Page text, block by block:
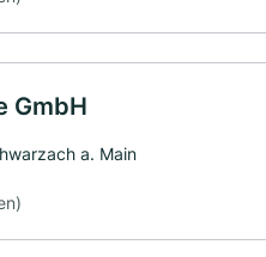
GmbH
a. Main